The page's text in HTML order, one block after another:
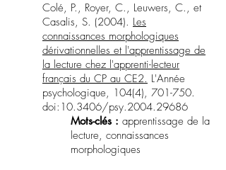
Colé, P., Royer, C., Leuwers, C., et
Casalis, S. (2004). Les
connaissances morphologiques
dérivationnelles et l'apprentissage de
la lecture chez l'apprenti-lecteur
français du CP au CE2. L'Année
psychologique, 104(4), 701-750.
doi:10.3406/psy.2004.29686
Mots-clés : apprentissage de la
lecture, connaissances
morphologiques